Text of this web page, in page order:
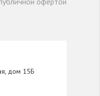
дом 15Б